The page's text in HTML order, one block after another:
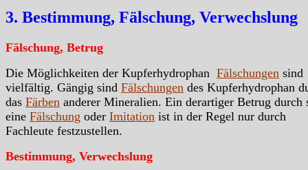
3. Bestimmung, Fälschung, Verwechslung
Fälschung, Betrug
Die Möglichkeiten der Kupferhydrophan Fälschungen sind
vielfältig. Gängig sind Fälschungen des Kupferhydrophan
das Färben anderer Mineralien. Ein derartiger Betrug durch
eine Fälschung oder Imitation ist in der Regel nur durch
Fachleute festzustellen.
Bestimmung, Verwechslung